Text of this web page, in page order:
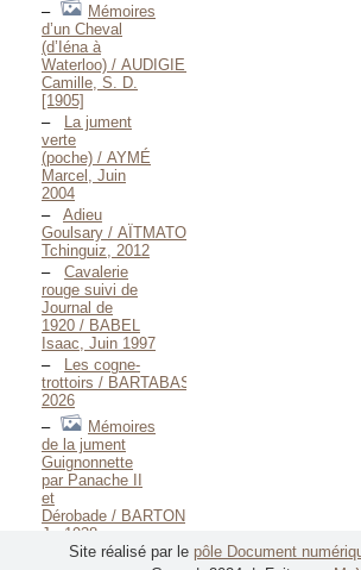
Mémoires
d’un Cheval
(d’Iéna à
Waterloo) / AUDIGIER
Camille, S. D.
[1905]
La jument
verte
(poche) / AYMÉ
Marcel, Juin
2004
Adieu
Goulsary / AÏTMATOV
Tchinguiz, 2012
Cavalerie
rouge suivi de
Journal de
1920 / BABEL
Isaac, Juin 1997
Les cogne-
trottoirs / BARTABAS,
2026
Mémoires
de la jument
Guignonnette
par Panache II
et
Dérobade / BARTON
J., 1938
L’écuyer du
Site réalisé par le pôle Document